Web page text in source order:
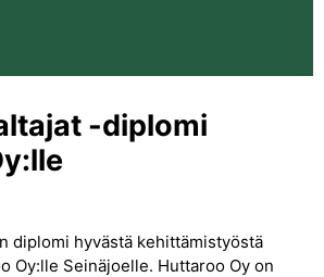
-diplomi
diplomi hyvästä kehittämistyöstä
Oy:lle Seinäjoelle. Huttaroo Oy on